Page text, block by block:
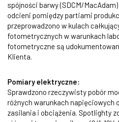
spójności barwy (SDCM/
odcieni pomiędzy partiami
przeprowadzono w kulach
fotometrycznych w warunkach
fotometryczne są
Klienta.
Pomiary elektryczne:
Sprawdzono rzeczywisty pobór
różnych warunkach napięciowych
zasilania i obciążenia. Spotlighty